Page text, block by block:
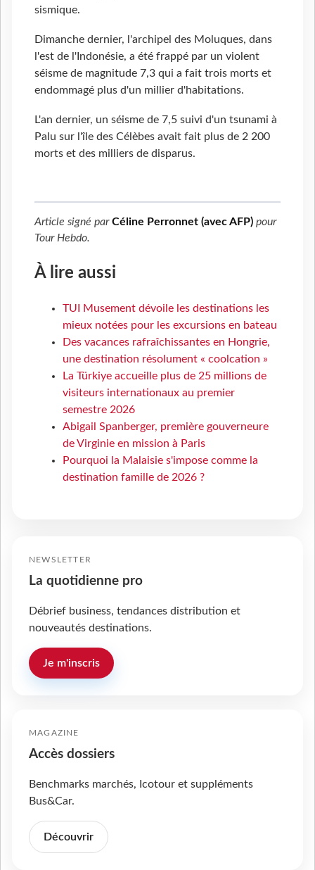
sismique.
Dimanche dernier, l'archipel des Moluques, dans
l'est de l'Indonésie, a été frappé par un violent
séisme de magnitude 7,3 qui a fait trois morts et
endommagé plus d'un millier d'habitations.
L'an dernier, un séisme de 7,5 suivi d'un tsunami à
Palu sur l'île des Célèbes avait fait plus de 2 200
morts et des milliers de disparus.
Article signé parCéline Perronnet (avec AFP) pour
Tour Hebdo.
À lire aussi
TUI Musement dévoile les destinations les
mieux notées pour les excursions en bateau
Des vacances rafraîchissantes en Hongrie,
une destination résolument « coolcation »
La Türkiye accueille plus de 25 millions de
visiteurs internationaux au premier
semestre 2026
Abigail Spanberger, première gouverneure
de Virginie en mission à Paris
Pourquoi la Malaisie s'impose comme la
destination famille de 2026 ?
NEWSLETTER
La quotidienne pro
Débrief business, tendances distribution et
nouveautés destinations.
Je m'inscris
MAGAZINE
Accès dossiers
Benchmarks marchés, Icotour et suppléments
Bus&Car.
Découvrir